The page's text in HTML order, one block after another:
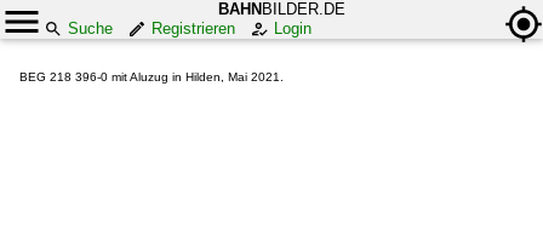
BAHN BILDER.DE
Suche
Registrieren Login
BEG 218 396-0 mit Aluzug in Hilden, Mai 2021.